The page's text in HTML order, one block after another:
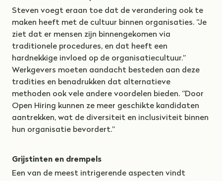
Steven voegt eraan toe dat de verandering ook te
maken heeft met de cultuur binnen organisaties. “Je
ziet dat er mensen zijn binnengekomen via
traditionele procedures, en dat heeft een
hardnekkige invloed op de organisatiecultuur.”
Werkgevers moeten aandacht besteden aan deze
tradities en benadrukken dat alternatieve
methoden ook vele andere voordelen bieden. “Door
Open Hiring kunnen ze meer geschikte kandidaten
aantrekken, wat de diversiteit en inclusiviteit binnen
hun organisatie bevordert.”
Grijstinten en drempels
Een van de meest intrigerende aspecten vindt